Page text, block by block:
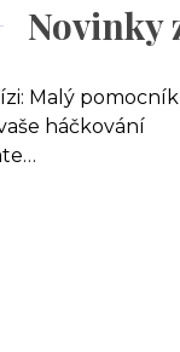
Novinky